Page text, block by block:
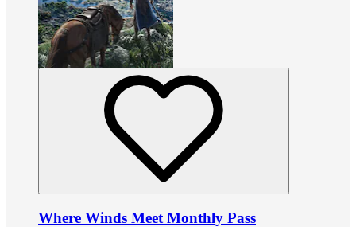
Where Winds Meet Monthly Pass